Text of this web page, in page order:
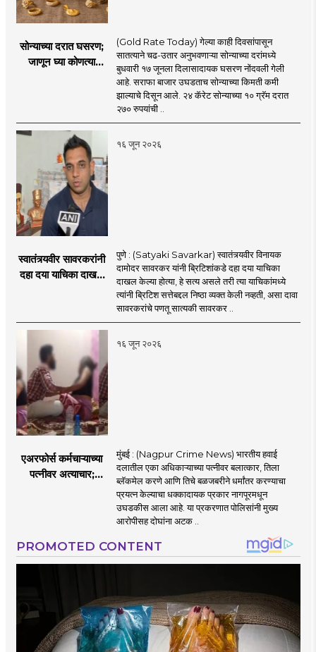
सोन्याच्या दरात घसरण;
जाणून घ्या कोणत्या
(Gold Rate Today) गेल्या काही दिवसांपासून
सातत्याने चढ-उतार अनुभवणाऱ्या सोन्याच्या दरांमध्ये
बुधवारी १७ जूनला दिलासादायक घसरण नोंदवली गेली
आहे. सराफा बाजार उघडताच सोन्याच्या किमती कमी
झाल्याचे दिसून आले. २४ कॅरेट सोन्याच्या १० ग्रॅम दरात
२७० रुपयांची ..
१६ जून २०२६
स्वातंत्र्यवीर सावरकरांनी
दहा दया याचिका दाखल
निष्ठा व्यक्त केली नाही’!
पणतू सात्यकी सावरकर
यांनी न्यायालयात सादर
केला दावा
पुणे : (Satyaki Savarkar) स्वातंत्र्यवीर विनायक
दामोदर सावरकर यांनी ब्रिटिशांकडे दहा दया याचिका
दाखल केल्या होत्या, हे सत्य असले तरी त्या याचिकांमध्ये
त्यांनी ब्रिटिश सत्तेबद्दल निष्ठा व्यक्त केली नव्हती, असा दावा
सावरकरांचे पणतू सात्यकी सावरकर ..
१६ जून २०२६
एअरफोर्स कर्मचाऱ्याच्या
पत्नीवर अत्याचार;
मुंबई : (Nagpur Crime News) भारतीय हवाई
दलातील एका अधिकाऱ्याच्या पत्नीवर बलात्कार, तिला
ब्लॅकमेल करणे आणि तिचे बळजबरीने धर्मांतर करण्याचा
प्रयत्न केल्याचा धक्कादायक प्रकार नागपूरमधून
उघडकीस आला आहे. या प्रकरणात पोलिसांनी मुख्य
आरोपीसह दोघांना अटक ..